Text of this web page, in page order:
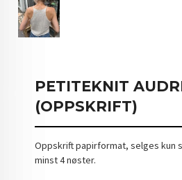
PETITEKNIT
(OPPSKRIFT)
Oppskrift papirformat, selges kun
minst 4 nøster.